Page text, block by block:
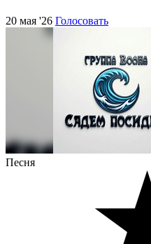
20 мая '26 Голосовать
Песня